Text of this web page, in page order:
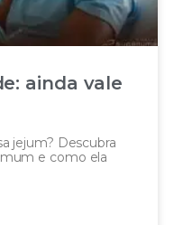
ainda vale
jejum? Descubra
e como ela